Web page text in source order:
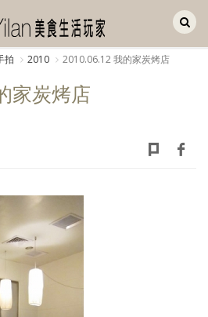
拍 2010 2010.06.12 我的家炭烤店
家炭烤店